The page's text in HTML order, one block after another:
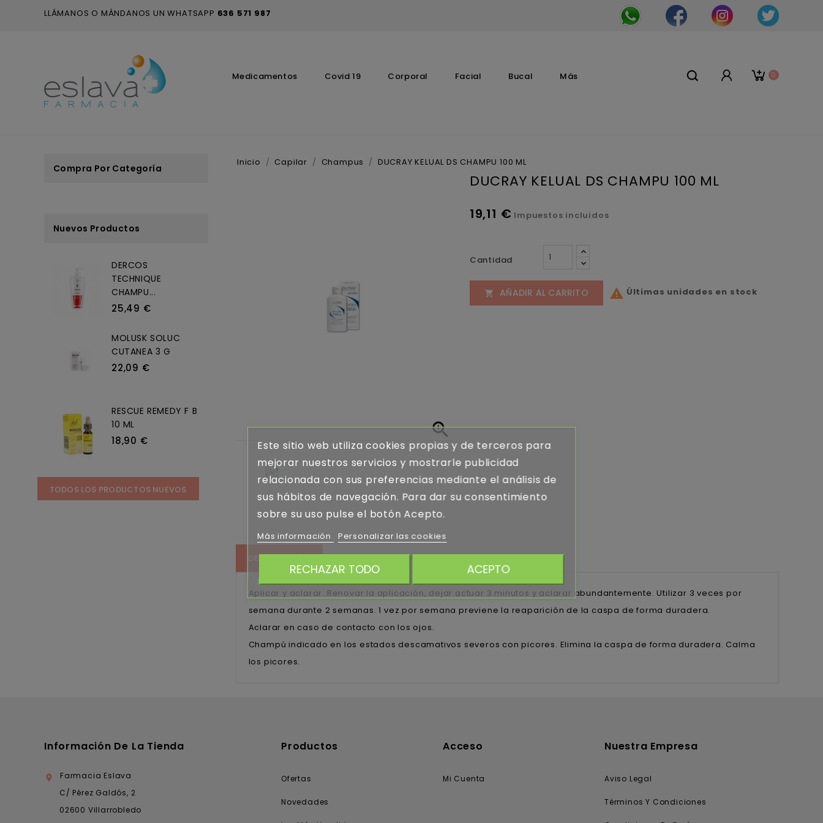
LLÁMANOS O MÁNDANOS UN WHATSAPP 636 571 987
0
Medicamentos Covid 19 Corporal Facial Bucal Más
Compra Por Categoría
Nuevos Productos
DERCOS
TECHNIQUE
CHAMPU...
25,49 €
MOLUSK SOLUC
CUTANEA 3 G
22,09 €
RESCUE REMEDY F B
10 ML
18,90 €
TODOS LOS PRODUCTOS NUEVOS
Inicio Capilar Champus DUCRAY KELUAL DS CHAMPU 100 ML

DUCRAY KELUAL DS CHAMPU 100 ML
19,11 € Impuestos incluidos
Cantidad
 AÑADIR AL CARRITO  Últimas unidades en stock
DETALLES DEL PRODUCTO
Aplicar y aclarar. Renovar la aplicación, dejar actuar 3 minutos y aclarar abundantemente. Utilizar 3 veces por
semana durante 2 semanas. 1 vez por semana previene la reaparición de la caspa de forma duradera.
Aclarar en caso de contacto con los ojos.
Champú indicado en los estados descamativos severos con picores. Elimina la caspa de forma duradera. Calma
los picores.
Información De La Tienda

Farmacia Eslava
C/ Pérez Galdós, 2
02600 Villarrobledo
Productos
Ofertas
Novedades
Acceso
Mi Cuenta
Nuestra Empresa
Aviso Legal
Términos Y Condiciones
Este sitio web utiliza cookies propias y de terceros para
mejorar nuestros servicios y mostrarle publicidad
relacionada con sus preferencias mediante el análisis de
sus hábitos de navegación. Para dar su consentimiento
sobre su uso pulse el botón Acepto.
Más información Personalizar las cookies
RECHAZAR TODO ACEPTO